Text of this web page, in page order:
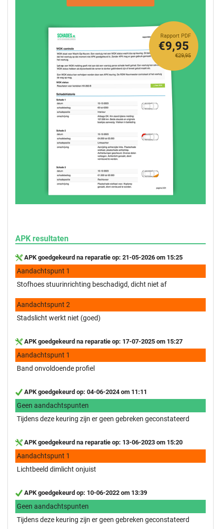
Rapport PDF
€29,95
€9,95
APK resultaten
APK goedgekeurd na reparatie op: 21-05-2026 om 15:25
Aandachtspunt 1
Stofhoes stuurinrichting beschadigd, dicht niet af
Aandachtspunt 2
Stadslicht werkt niet (goed)
APK goedgekeurd na reparatie op: 17-07-2025 om 15:27
Aandachtspunt 1
Band onvoldoende profiel
APK goedgekeurd op: 04-06-2024 om 11:11
Geen aandachtspunten
Tijdens deze keuring zijn er geen gebreken geconstateerd
APK goedgekeurd na reparatie op: 13-06-2023 om 15:20
Aandachtspunt 1
Lichtbeeld dimlicht onjuist
APK goedgekeurd op: 10-06-2022 om 13:39
Geen aandachtspunten
Tijdens deze keuring zijn er geen gebreken geconstateerd